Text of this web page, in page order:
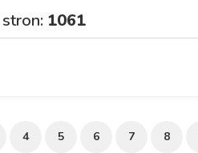
1061
4 5 6 7 8